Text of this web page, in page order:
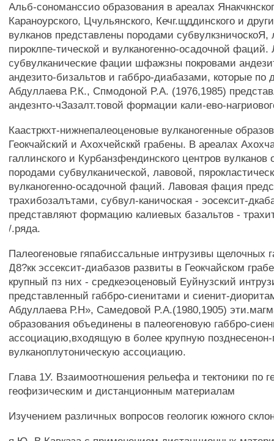
Альб-сономанссио образования в ареалах
Караноурского, Цчульянского, Кечг.щддинского и
вулканов представлены породами субвулкзничоскоЯ,
пироклпе-тической и вулканогенно-осадочной фаций.
субвулканические фации шфажзны покровами
андезито-бизальтов и габбро-диабазами, которые
Абдуллаева Р.К., Спмодоной P.A. (1976,1985)
андезнто-чЗазалт.товой формации кали-ево-
Каастркхт-нижнепалеоценовые вулканогенные
Геокчайский и Ахохчейсккй грабены. В ареалах
галлинского и Курбанзфендинского центров
породами субвулканической, лавовой,
вулканогенно-осадочной фаций. Лавовая фация
трахибозалътами, субвул-каничоская - эосексит-
представляют формацию калиевых базальтов -
/.ряда.
Палеогеновые гяпабиссальные интрузивы щелочных
Д8?кк эссексит-диабазов развиты в Геокчайском
крупный пз них - средкеэоценовый Еуйнузский
представленный габбро-сиенитами и сиенит-
Абдуллаева Р.Н», Самедовой P.A.(1980,1905)
образования объединены в палеогеновую габбро-
ассоциацию,входящую в более крупную позднесенон-
вулканоплутоническую ассоциацию.
Глава 1У. Взаимоотношения рельефа и тектоники по
геофизическим и дистанционным материалам
Изучением различных вопросов геологик южного